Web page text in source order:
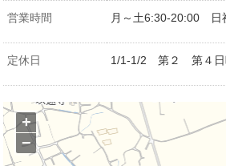
営業時間 月～土6:30-20:00 日
定休日 1/1-1/2 第２ 第４日
+
−